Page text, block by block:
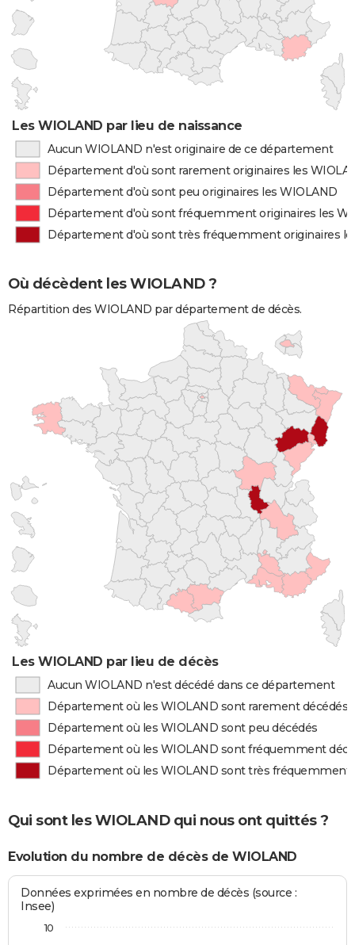
Les WIOLAND par lieu de naissance
Aucun WIOLAND n'est originaire de ce département
Département d'où sont rarement originaires les
Département d'où sont peu originaires les WIOLAND
Département d'où sont fréquemment originaires les
Département d'où sont très fréquemment originaires
Où décèdent les WIOLAND ?
Répartition des WIOLAND par département de décès.
Les WIOLAND par lieu de décès
Aucun WIOLAND n'est décédé dans ce département
Département où les WIOLAND sont rarement décédés
Département où les WIOLAND sont peu décédés
Département où les WIOLAND sont fréquemment
Département où les WIOLAND sont très fréquemment
Qui sont les WIOLAND qui nous ont quittés ?
Evolution du nombre de décès de WIOLAND
Données exprimées en nombre de décès (source :
Insee)
10